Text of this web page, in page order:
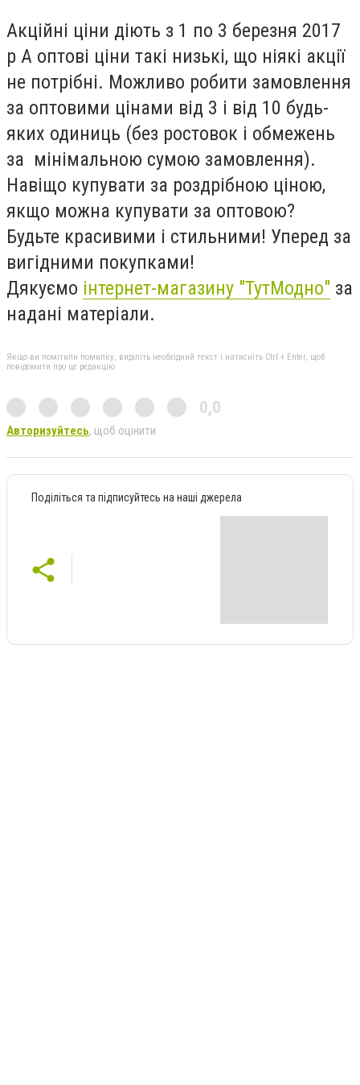
Акційні ціни діють з 1 по 3 березня 2017
р А оптові ціни такі низькі, що ніякі акції
не потрібні. Можливо робити замовлення
за оптовими цінами від 3 і від 10 будь-
яких одиниць (без ростовок і обмежень
за мінімальною сумою замовлення).
Навіщо купувати за роздрібною ціною,
якщо можна купувати за оптовою?
Будьте красивими і стильними! Уперед за
вигідними покупками!
Дякуємо інтернет-магазину "ТутМодно" за
надані матеріали.
Якщо ви помітили помилку, виділіть необхідний текст і натисніть Ctrl + Enter, щоб
повідомити про це редакцію
0,0
Авторизуйтесь, щоб оцінити
Поділіться та підписуйтесь на наші джерела